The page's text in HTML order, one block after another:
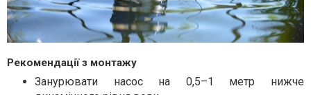
Рекомендації з монтажу
Занурювати насос на 0,5–1 метр нижче